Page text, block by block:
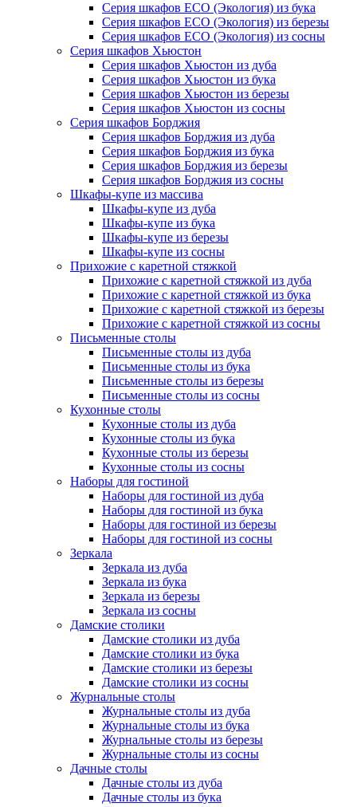
Серия шкафов ECO (Экология) из бука
Серия шкафов ECO (Экология) из березы
Серия шкафов ECO (Экология) из сосны
Серия шкафов Хьюстон
Серия шкафов Хьюстон из дуба
Серия шкафов Хьюстон из бука
Серия шкафов Хьюстон из березы
Серия шкафов Хьюстон из сосны
Серия шкафов Борджия
Серия шкафов Борджия из дуба
Серия шкафов Борджия из бука
Серия шкафов Борджия из березы
Серия шкафов Борджия из сосны
Шкафы-купе из массива
Шкафы-купе из дуба
Шкафы-купе из бука
Шкафы-купе из березы
Шкафы-купе из сосны
Прихожие с каретной стяжкой
Прихожие с каретной стяжкой из дуба
Прихожие с каретной стяжкой из бука
Прихожие с каретной стяжкой из березы
Прихожие с каретной стяжкой из сосны
Письменные столы
Письменные столы из дуба
Письменные столы из бука
Письменные столы из березы
Письменные столы из сосны
Кухонные столы
Кухонные столы из дуба
Кухонные столы из бука
Кухонные столы из березы
Кухонные столы из сосны
Наборы для гостиной
Наборы для гостиной из дуба
Наборы для гостиной из бука
Наборы для гостиной из березы
Наборы для гостиной из сосны
Зеркала
Зеркала из дуба
Зеркала из бука
Зеркала из березы
Зеркала из сосны
Дамские столики
Дамские столики из дуба
Дамские столики из бука
Дамские столики из березы
Дамские столики из сосны
Журнальные столы
Журнальные столы из дуба
Журнальные столы из бука
Журнальные столы из березы
Журнальные столы из сосны
Дачные столы
Дачные столы из дуба
Дачные столы из бука